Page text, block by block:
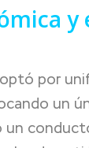
por
un